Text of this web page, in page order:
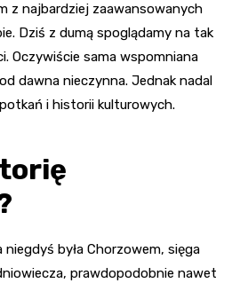
z najbardziej zaawansowanych
Dziś z dumą spoglądamy na tak
Oczywiście sama wspomniana
dawna nieczynna. Jednak nadal
i historii kulturowych.
była Chorzowem, sięga
prawdopodobnie nawet